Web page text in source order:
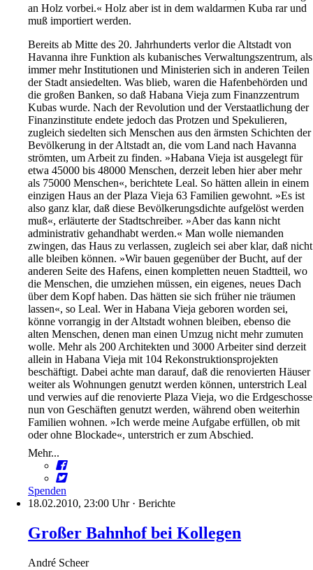
an Holz vorbei.« Holz aber ist in dem waldarmen Kuba rar und
muß importiert werden.
Bereits ab Mitte des 20. Jahrhunderts verlor die Altstadt von
Havanna ihre Funktion als kubanisches Verwaltungszentrum, als
immer mehr Institutionen und Ministerien sich in anderen Teilen
der Stadt ansiedelten. Was blieb, waren die Hafenbehörden und
die großen Banken, so daß Habana Vieja zum Finanzzentrum
Kubas wurde. Nach der Revolution und der Verstaatlichung der
Finanzinstitute endete jedoch das Protzen und Spekulieren,
zugleich siedelten sich Menschen aus den ärmsten Schichten der
Bevölkerung in der Altstadt an, die vom Land nach Havanna
strömten, um Arbeit zu finden. »Habana Vieja ist ausgelegt für
etwa 45000 bis 48000 Menschen, derzeit leben hier aber mehr
als 75000 Menschen«, berichtete Leal. So hätten allein in einem
einzigen Haus an der Plaza Vieja 63 Familien gewohnt. »Es ist
also ganz klar, daß diese Bevölkerungsdichte aufgelöst werden
muß«, erläuterte der Stadtschreiber. »Aber das kann nicht
administrativ gehandhabt werden.« Man wolle niemanden
zwingen, das Haus zu verlassen, zugleich sei aber klar, daß nicht
alle bleiben können. »Wir bauen gegenüber der Bucht, auf der
anderen Seite des Hafens, einen kompletten neuen Stadtteil, wo
die Menschen, die umziehen müssen, ein eigenes, neues Dach
über dem Kopf haben. Das hätten sie sich früher nie träumen
lassen«, so Leal. Wer in Habana Vieja geboren worden sei,
könne vorrangig in der Altstadt wohnen bleiben, ebenso die
alten Menschen, denen man einen Umzug nicht mehr zumuten
wolle. Mehr als 200 Architekten und 3000 Arbeiter sind derzeit
allein in Habana Vieja mit 104 Rekonstruktionsprojekten
beschäftigt. Dabei achte man darauf, daß die renovierten Häuser
weiter als Wohnungen genutzt werden können, unterstrich Leal
und verwies auf die renovierte Plaza Vieja, wo die Erdgeschosse
nun von Geschäften genutzt werden, während oben weiterhin
Familien wohnen. »Ich werde meine Aufgabe erfüllen, ob mit
oder ohne Blockade«, unterstrich er zum Abschied.
Mehr...
Spenden
18.02.2010, 23:00 Uhr· Berichte
Großer Bahnhof bei Kollegen
André Scheer